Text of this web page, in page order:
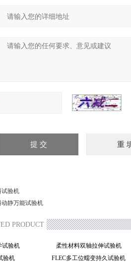
试验机
静万能试验机
PRODUCT
试验机 柔性材料双轴拉伸试验机
验机
FLEC多工位蠕变持久试验机